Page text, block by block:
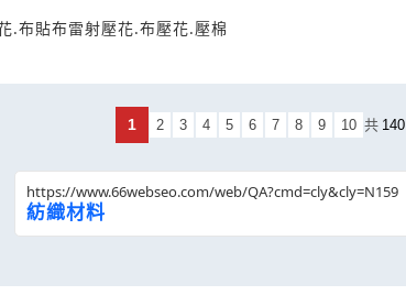
.布貼布雷射壓花.布壓花.壓棉
1 2 3 4 5 6 7 8 9 10 共 140
https://www.66webseo.com/web/QA?cmd=cly&cly=N159
紡織材料